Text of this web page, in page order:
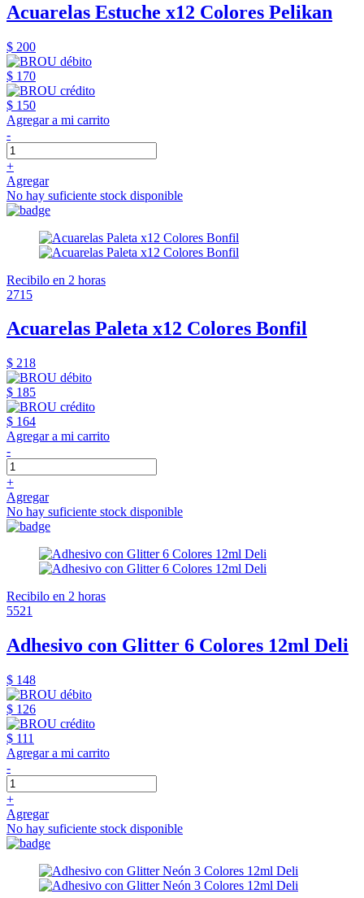
Acuarelas Estuche x12 Colores Pelikan
$ 200
$ 170
$ 150
Agregar a mi carrito
-
+
Agregar
No hay suficiente stock disponible
Recibilo en 2 horas
2715
Acuarelas Paleta x12 Colores Bonfil
$ 218
$ 185
$ 164
Agregar a mi carrito
-
+
Agregar
No hay suficiente stock disponible
Recibilo en 2 horas
5521
Adhesivo con Glitter 6 Colores 12ml Deli
$ 148
$ 126
$ 111
Agregar a mi carrito
-
+
Agregar
No hay suficiente stock disponible